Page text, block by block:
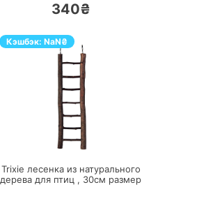
340₴
Кэшбэк: NaN₴
ПЕРЕЙТИ
Trixie лесенка из натурального
дерева для птиц , 30см размер